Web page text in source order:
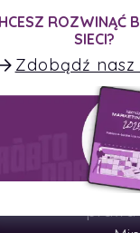
+48 791 493
Copyright ©
prawa
CHCESZ
Zdobądź